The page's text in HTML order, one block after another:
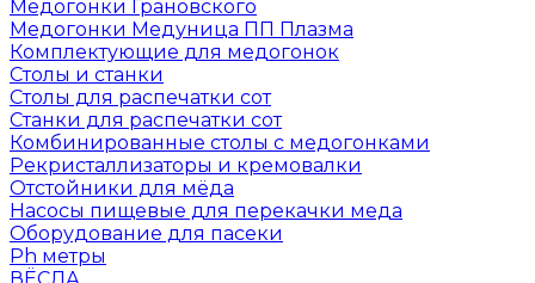
Медогонки Грановского
Медогонки Медуница ПП Плазма
Комплектующие для медогонок
Столы и станки
Столы для распечатки сот
Станки для распечатки сот
Комбинированные столы с медогонками
Рекристаллизаторы и кремовалки
Отстойники для мёда
Насосы пищевые для перекачки меда
Оборудование для пасеки
Ph метры